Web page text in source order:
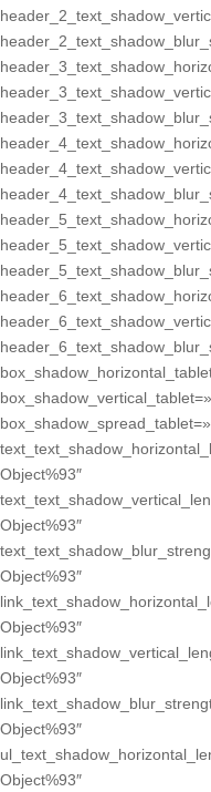
Object%93″
Object%93″
Object%93″
Object%93″
Object%93″
Object%93″
Object%93″